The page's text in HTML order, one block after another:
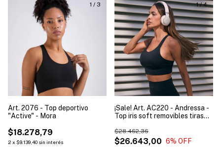
1 / 3
Art. 2076 - Top deportivo
"Active" - Mora
$18.278,79
2 x $9.139,40 sin interés
1/4
¡Sale! Art. AC220 - Andressa -
Top iris soft removibles tiras
$26.643,00
$28.462,36
6% OFF